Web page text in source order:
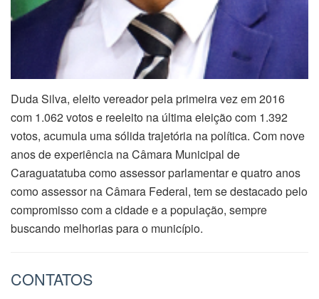
Duda Silva, eleito vereador pela primeira vez em 2016
com 1.062 votos e reeleito na última eleição com 1.392
votos, acumula uma sólida trajetória na política. Com nove
anos de experiência na Câmara Municipal de
Caraguatatuba como assessor parlamentar e quatro anos
como assessor na Câmara Federal, tem se destacado pelo
compromisso com a cidade e a população, sempre
buscando melhorias para o município.
CONTATOS